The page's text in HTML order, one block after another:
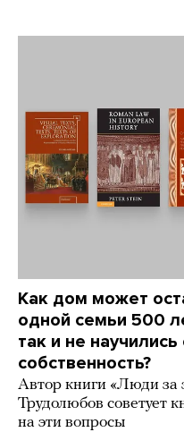
Как дом может
одной семьи 500
так и не
собственность?
Автор книги «Люди
Трудолюбов советует
на эти вопросы